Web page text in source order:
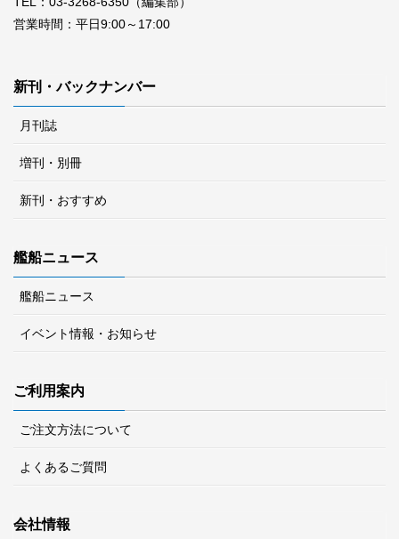
営業時間：平日9:00～17:00
新刊・バックナンバー
月刊誌
増刊・別冊
新刊・おすすめ
艦船ニュース
艦船ニュース
イベント情報・お知らせ
ご利用案内
ご注文方法について
よくあるご質問
会社情報